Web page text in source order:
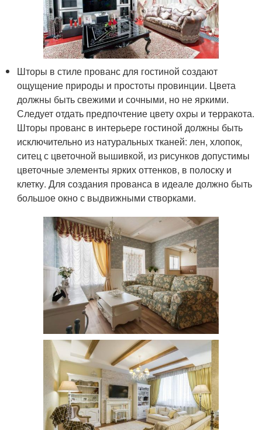
Шторы в стиле прованс для гостиной создают
ощущение природы и простоты провинции. Цвета
должны быть свежими и сочными, но не яркими.
Следует отдать предпочтение цвету охры и терракота.
Шторы прованс в интерьере гостиной должны быть
исключительно из натуральных тканей: лен, хлопок,
ситец с цветочной вышивкой, из рисунков допустимы
цветочные элементы ярких оттенков, в полоску и
клетку. Для создания прованса в идеале должно быть
большое окно с выдвижными створками.